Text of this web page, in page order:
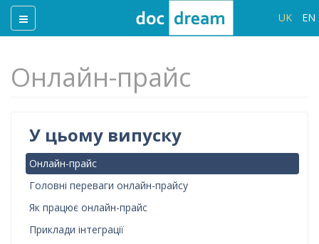
UK EN
Онлайн-прайс
У цьому випуску
Онлайн-прайс
Головні переваги онлайн-прайсу
Як працює онлайн-прайс
Приклади інтеграції